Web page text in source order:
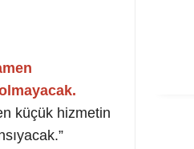
küçük hizmetin